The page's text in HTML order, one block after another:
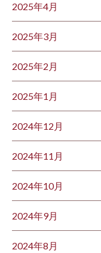
2025年4月
2025年3月
2025年2月
2025年1月
2024年12月
2024年11月
2024年10月
2024年9月
2024年8月